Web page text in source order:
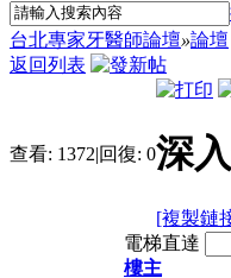
台北專家牙醫師論壇»論壇
返回列表
查看: 1372|回復: 0深
[複製鏈
電梯直達
樓主